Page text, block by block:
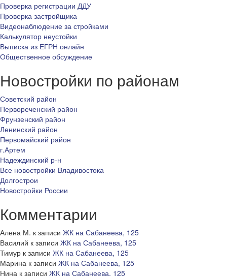
Проверка регистрации ДДУ
Проверка застройщика
Видеонаблюдение за стройками
Калькулятор неустойки
Выписка из ЕГРН онлайн
Общественное обсуждение
Новостройки по районам
Советский район
Первореченский район
Фрунзенский район
Ленинский район
Первомайский район
г.Артем
Надеждинский р-н
Все новостройки Владивостока
Долгострои
Новостройки России
Комментарии
Алена М. к записи ЖК на Сабанеева, 125
Василий к записи ЖК на Сабанеева, 125
Тимур к записи ЖК на Сабанеева, 125
Марина к записи ЖК на Сабанеева, 125
Нина к записи ЖК на Сабанеева, 125